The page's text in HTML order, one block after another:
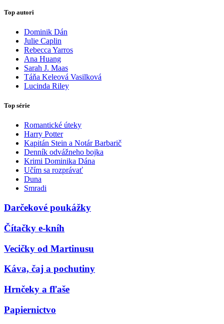
Top autori
Dominik Dán
Julie Caplin
Rebecca Yarros
Ana Huang
Sarah J. Maas
Táňa Keleová Vasilková
Lucinda Riley
Top série
Romantické úteky
Harry Potter
Kapitán Stein a Notár Barbarič
Denník odvážneho bojka
Krimi Dominika Dána
Učím sa rozprávať
Duna
Smradi
Darčekové poukážky
Čítačky e-kníh
Vecičky od Martinusu
Káva, čaj a pochutiny
Hrnčeky a fľaše
Papiernictvo